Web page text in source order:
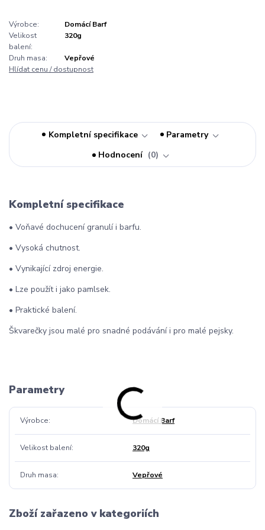
Výrobce:
Domácí Barf
Velikost
balení:
320g
Druh masa:
Vepřové
Hlídat cenu / dostupnost
Kompletní specifikace
Parametry
Hodnocení
0
Kompletní specifikace
• Voňavé dochucení granulí i barfu.
• Vysoká chutnost.
• Vynikající zdroj energie.
• Lze použít i jako pamlsek.
• Praktické balení.
Škvarečky jsou malé pro snadné podávání i pro malé pejsky.
Parametry
Výrobce Domácí Barf
Velikost balení 320g
Druh masa Vepřové
Zboží zařazeno v kategoriích